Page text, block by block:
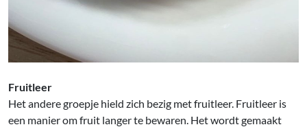
Fruitleer
Het andere groepje hield zich bezig met fruitleer. Fruitleer is
een manier om fruit langer te bewaren. Het wordt gemaakt